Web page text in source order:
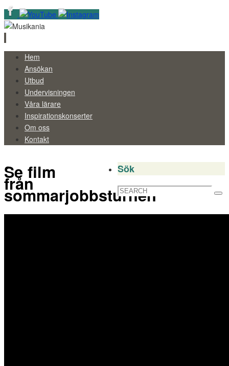
Skip
content
Hem
Ansökan
Utbud
Undervisningen
Våra lärare
Inspirationskonserter
Om oss
Kontakt
Se film
från
sommarjobbsturnén
Sök
Search
for: